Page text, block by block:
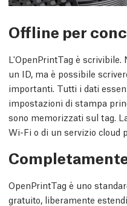
Offline per
L'OpenPrintTag è scrivibile.
un ID, ma è possibile
importanti. Tutti i dati
impostazioni di stampa
sono memorizzati sul tag.
Wi-Fi o di un servizio cloud
OpenPrintTag è uno
gratuito, liberamente